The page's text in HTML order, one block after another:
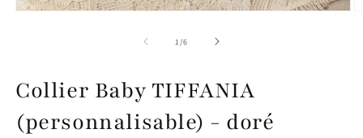
fenêtre
modale
1/de
6
Collier Baby TIFFANIA
(personnalisable) - doré